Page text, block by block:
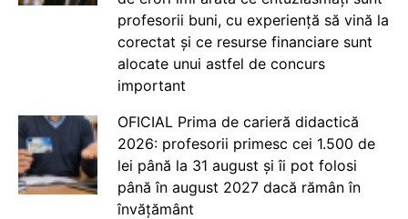
profesorii buni, cu experiență să vină la
corectat și ce resurse financiare sunt
alocate unui astfel de concurs
important
OFICIAL Prima de carieră didactică
2026: profesorii primesc cei 1.500 de
lei până la 31 august și îi pot folosi
până în august 2027 dacă rămân în
învățământ